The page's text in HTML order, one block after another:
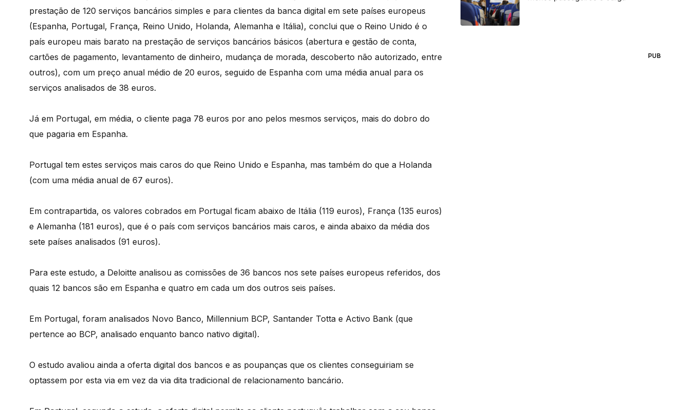
prestação de 120 serviços bancários simples e para clientes da banca digital em sete países europeus
(Espanha, Portugal, França, Reino Unido, Holanda, Alemanha e Itália), conclui que o Reino Unido é o
país europeu mais barato na prestação de serviços bancários básicos (abertura e gestão de conta,
cartões de pagamento, levantamento de dinheiro, mudança de morada, descoberto não autorizado, entre
outros), com um preço anual médio de 20 euros, seguido de Espanha com uma média anual para os
serviços analisados de 38 euros.
Já em Portugal, em média, o cliente paga 78 euros por ano pelos mesmos serviços, mais do dobro do
que pagaria em Espanha.
Portugal tem estes serviços mais caros do que Reino Unido e Espanha, mas também do que a Holanda
(com uma média anual de 67 euros).
Em contrapartida, os valores cobrados em Portugal ficam abaixo de Itália (119 euros), França (135 euros)
e Alemanha (181 euros), que é o país com serviços bancários mais caros, e ainda abaixo da média dos
sete países analisados (91 euros).
Para este estudo, a Deloitte analisou as comissões de 36 bancos nos sete países europeus referidos, dos
quais 12 bancos são em Espanha e quatro em cada um dos outros seis países.
Em Portugal, foram analisados Novo Banco, Millennium BCP, Santander Totta e Activo Bank (que
pertence ao BCP, analisado enquanto banco nativo digital).
O estudo avaliou ainda a oferta digital dos bancos e as poupanças que os clientes conseguiriam se
optassem por esta via em vez da via dita tradicional de relacionamento bancário.
PUB